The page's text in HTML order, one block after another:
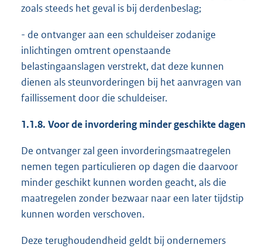
zoals steeds het geval is bij derdenbeslag;
- de ontvanger aan een schuldeiser zodanige
inlichtingen omtrent openstaande
belastingaanslagen verstrekt, dat deze kunnen
dienen als steunvorderingen bij het aanvragen van
faillissement door die schuldeiser.
1.1.8. Voor de invordering minder geschikte dagen
De ontvanger zal geen invorderingsmaatregelen
nemen tegen particulieren op dagen die daarvoor
minder geschikt kunnen worden geacht, als die
maatregelen zonder bezwaar naar een later tijdstip
kunnen worden verschoven.
Deze terughoudendheid geldt bij ondernemers